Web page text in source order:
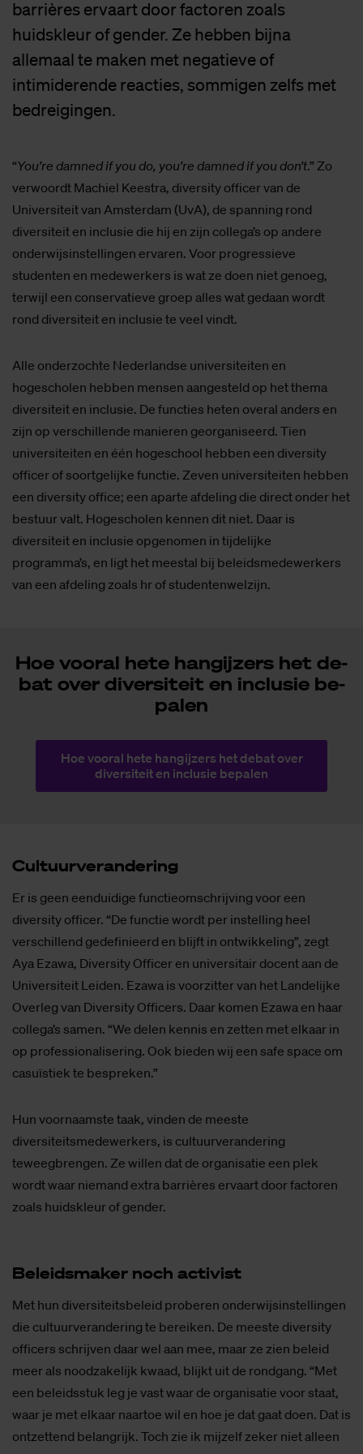
barrières ervaart door factoren zoals
huidskleur of gender. Ze hebben bijna
allemaal te maken met negatieve of
intimiderende reacties, sommigen zelfs met
bedreigingen.
“You’re damned if you do, you’re damned if you don’t.” Zo
verwoordt Machiel Keestra, diversity officer van de
Universiteit van Amsterdam (UvA), de spanning rond
diversiteit en inclusie die hij en zijn collega’s op andere
onderwijsinstellingen ervaren. Voor progressieve
studenten en medewerkers is wat ze doen niet genoeg,
terwijl een conservatieve groep alles wat gedaan wordt
rond diversiteit en inclusie te veel vindt.
Alle onderzochte Nederlandse universiteiten en
hogescholen hebben mensen aangesteld op het thema
diversiteit en inclusie. De functies heten overal anders en
zijn op verschillende manieren georganiseerd. Tien
universiteiten en één hogeschool hebben een diversity
officer of soortgelijke functie. Zeven universiteiten hebben
een diversity office; een aparte afdeling die direct onder het
bestuur valt. Hogescholen kennen dit niet. Daar is
diversiteit en inclusie opgenomen in tijdelijke
programma’s, en ligt het meestal bij beleidsmedewerkers
van een afdeling zoals hr of studentenwelzijn.
Hoe voor­al hete hang­ij­zers het de­
bat over di­ver­si­teit en in­clu­sie be­
pa­len
Hoe vooral hete hangijzers het debat over
diversiteit en inclusie bepalen
Cul­tuur­ver­an­de­ring
Er is geen eenduidige functieomschrijving voor een
diversity officer. “De functie wordt per instelling heel
verschillend gedefinieerd en blijft in ontwikkeling”, zegt
Aya Ezawa, Diversity Officer en universitair docent aan de
Universiteit Leiden. Ezawa is voorzitter van het Landelijke
Overleg van Diversity Officers. Daar komen Ezawa en haar
collega’s samen. “We delen kennis en zetten met elkaar in
op professionalisering. Ook bieden wij een safe space om
casuïstiek te bespreken.”
Hun voornaamste taak, vinden de meeste
diversiteitsmedewerkers, is cultuurverandering
teweegbrengen. Ze willen dat de organisatie een plek
wordt waar niemand extra barrières ervaart door factoren
zoals huidskleur of gender.
Be­leids­ma­ker noch ac­ti­vist
Met hun diversiteitsbeleid proberen onderwijsinstellingen
die cultuurverandering te bereiken. De meeste diversity
officers schrijven daar wel aan mee, maar ze zien beleid
meer als noodzakelijk kwaad, blijkt uit de rondgang. “Met
een beleidsstuk leg je vast waar de organisatie voor staat,
waar je met elkaar naartoe wil en hoe je dat gaat doen. Dat is
ontzettend belangrijk. Toch zie ik mijzelf zeker niet alleen